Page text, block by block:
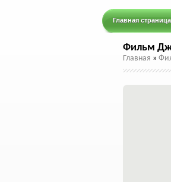
Главная страница
Фильм
Главная »